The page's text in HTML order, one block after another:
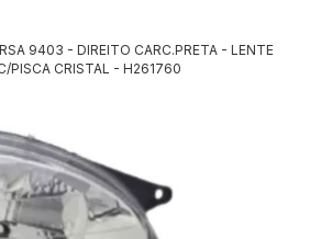
9403 - DIREITO CARC.PRETA - LENTE
PISCA CRISTAL - H261760